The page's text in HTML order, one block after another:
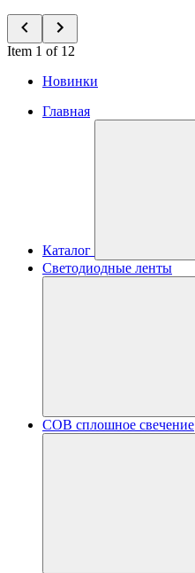
Item 1 of 12
Новинки
Главная
Каталог
Светодиодные ленты
COB сплошное свечение